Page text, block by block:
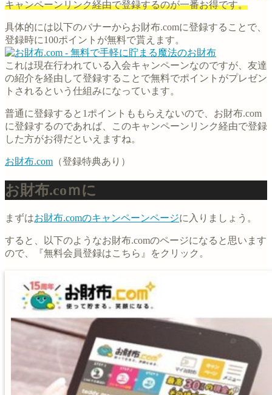
キャンペーンリンク経由で登録するのが一番お得です。
具体的には以下のバナーからお財布.comに登録することで、
登録時に100ポイントが無料で貰えます。
これは現在行われている入会キャンペーンなのですが、友達
の紹介を経由して登録することで無料でポイントがプレゼン
トされるという仕組みになっています。
普通に登録すると1ポイントももらえないので、お財布.com
に登録するのであれば、このキャンペーンリンク経由で登録
した方がお得だといえますね。
お財布.com （登録特典あり）
お財布.coｍに
まずはお財布.comのキャンペーンページに入りましょう。
すると、以下のようなお財布.comのページになると思います
ので、『無料会員登録はこちら』をクリック。